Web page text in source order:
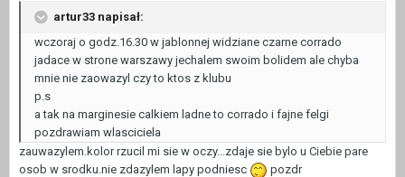
artur33 napisał:
wczoraj o godz.16.30 w jablonnej widziane czarne corrado
jadace w strone warszawy jechalem swoim bolidem ale chyba
mnie nie zaowazyl czy to ktos z klubu
p.s
a tak na marginesie calkiem ladne to corrado i fajne felgi
pozdrawiam wlasciciela
zauwazylem.kolor rzucil mi sie w oczy...zdaje sie bylo u Ciebie pare
osob w srodku.nie zdazylem lapy podniesc
pozdr